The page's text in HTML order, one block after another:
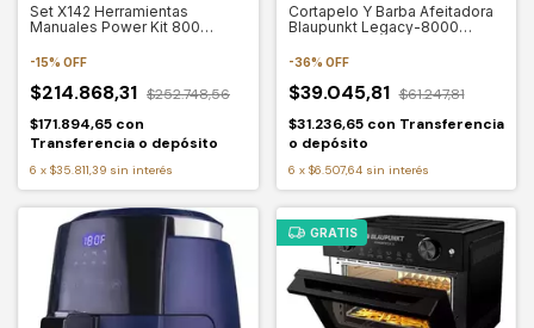
Set X142 Herramientas
Manuales Power Kit 800
-15% OFF
$214.868,31 $252.748,56
$171.894,65 con
Transferencia o depósito
6 x $35.811,39 sin interés
Cortapelo Y Barba Afeitadora
Blaupunkt Legacy-8000
-36% OFF
$39.045,81 $61.247,81
$31.236,65 con Transferencia
o depósito
6 x $6.507,64 sin interés
GRATIS